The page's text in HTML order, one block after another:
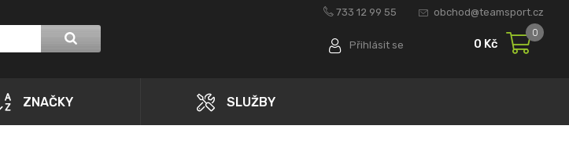
733 12 99 55 obchod@teamsport.cz
Přihlásit se 0 Kč
0
ZNAČKY SLUŽBY